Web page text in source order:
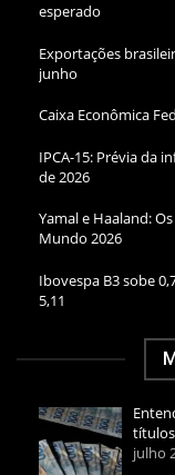
esperado
Exportações
junho
Caixa Econômica
IPCA-15: Prévia da
de 2026
Yamal e Haaland:
Mundo 2026
Ibovespa B3 sobe
5,11
julho